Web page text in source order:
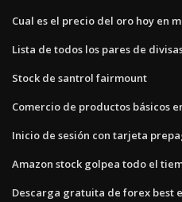
Cual es el precio del oro hoy en
Lista de todos los pares de
Stock de santrol fairmount
Comercio de productos básicos
Inicio de sesión con tarjeta
Amazon stock golpea todo el
Descarga gratuita de forex best